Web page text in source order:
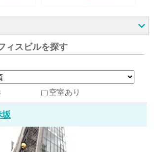
ィスビルを探す
空室あり
坂